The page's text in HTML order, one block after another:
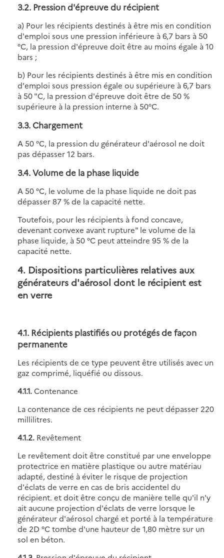
3.2. Pression d'épreuve du récipient
a) Pour les récipients destinés à être mis en condition
d'emploi sous une pression inférieure à 6,7 bars à 50
°C, la pression d'épreuve doit être au moins égale à 10
bars ;
b) Pour les récipients destinés à être mis en condition
d'emploi sous pression égale ou supérieure à 6,7 bars
à 50 "C, la pression d'épreuve doit être de 50 %
supérieure à la pression interne à 50°C.
3.3. Chargement
A 50 °C, la pression du générateur d'aérosol ne doit
pas dépasser 12 bars.
3.4. Volume de la phase liquide
A 50 °C, le volume de la phase liquide ne doit pas
dépasser 87 % de la capacité nette.
Toutefois, pour les récipients à fond concave,
devenant convexe avant rupture" le volume de la
phase liquide, à 50 °C peut atteindre 95 % de la
capacité nette.
4. Dispositions particulières relatives aux
générateurs d'aérosol dont le récipient est
en verre
4.1. Récipients plastifiés ou protégés de façon
permanente
Les récipients de ce type peuvent être utilisés avec un
gaz comprimé, liquéfié ou dissous.
4.1.1.Contenance
La contenance de ces récipients ne peut dépasser 220
millilitres.
4.1.2. Revêtement
Le revêtement doit être constitué par une enveloppe
protectrice en matière plastique ou autre matériau
adapté, destiné à éviter le risque de projection
d'éclats de verre en cas de bris accidentel du
récipient. et doit être conçu de manière telle qu'il n'y
ait aucune projection d'éclats de verre lorsque le
générateur d'aérosol chargé et porté à la température
de 2D °C tombe d'une hauteur de 1,80 mètre sur un
sol en béton.